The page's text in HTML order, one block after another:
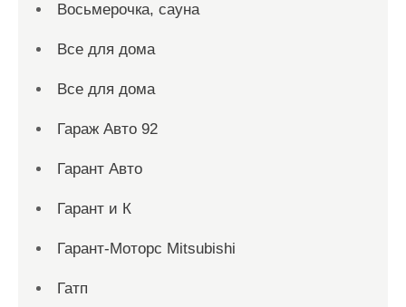
Восьмерочка, сауна
Все для дома
Все для дома
Гараж Авто 92
Гарант Авто
Гарант и К
Гарант-Моторс Mitsubishi
Гатп